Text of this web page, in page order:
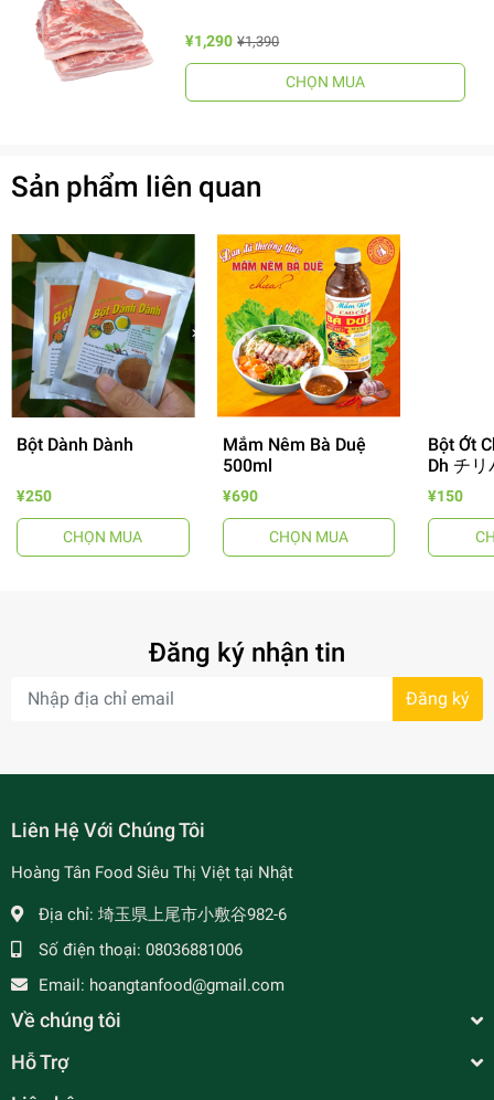
- 64%
¥1,290 ¥1,390
CHỌN MUA
Sản phẩm liên quan
Bột Dành Dành
¥250
CHỌN MUA
Mắm Nêm Bà Duệ
500ml
¥690
CHỌN MUA
Bột Ớt
Dh チ
¥150
Đăng ký nhận tin
Đăng ký
Liên Hệ Với Chúng Tôi
Hoàng Tân Food Siêu Thị Việt tại Nhật
Địa chỉ: 埼玉県上尾市小敷谷982-6
Số điện thoại: 08036881006
Email: hoangtanfood@gmail.com
Về chúng tôi
Hỗ Trợ